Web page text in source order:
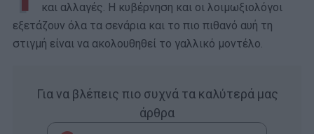
και αλλαγές. Η κυβέρνηση και οι λοιμωξιολόγοι
εξετάζουν όλα τα σενάρια και το πιο πιθανό αυή τη
στιγμή είναι να ακολουθηθεί το γαλλικό μοντέλο.
Για να βλέπεις πιο συχνά τα καλύτερά μας
άρθρα